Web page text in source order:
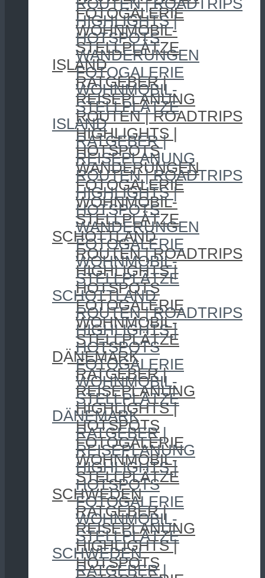
FOTOGALERIE
WOHNMOBIL-
STELLPLÄTZE
ISLAND
RATGEBER |
REISEPLANUNG
ROUTEN | ROADTRIPS
HIGHLIGHTS |
HOTSPOTS
WANDERUNGEN
FOTOGALERIE
WOHNMOBIL-
STELLPLÄTZE
SCHOTTLAND
ROUTEN | ROADTRIPS
HIGHLIGHTS |
HOTSPOTS
FOTOGALERIE
WOHNMOBIL-
STELLPLÄTZE
DÄNEMARK
RATGEBER |
REISEPLANUNG
HIGHLIGHTS |
HOTSPOTS
FOTOGALERIE
WOHNMOBIL-
STELLPLÄTZE
SCHWEDEN
RATGEBER |
REISEPLANUNG
HIGHLIGHTS |
HOTSPOTS
ROUTEN | ROADTRIPS
HIGHLIGHTS |
HOTSPOTS
WANDERUNGEN
FOTOGALERIE
WOHNMOBIL-
STELLPLÄTZE
ISLAND
RATGEBER |
REISEPLANUNG
ROUTEN | ROADTRIPS
HIGHLIGHTS |
HOTSPOTS
WANDERUNGEN
FOTOGALERIE
WOHNMOBIL-
STELLPLÄTZE
SCHOTTLAND
ROUTEN | ROADTRIPS
HIGHLIGHTS |
HOTSPOTS
FOTOGALERIE
WOHNMOBIL-
STELLPLÄTZE
DÄNEMARK
RATGEBER |
REISEPLANUNG
HIGHLIGHTS |
HOTSPOTS
FOTOGALERIE
WOHNMOBIL-
STELLPLÄTZE
SCHWEDEN
RATGEBER |